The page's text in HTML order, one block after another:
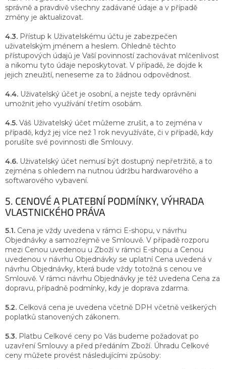
správně a pravdivě všechny zadávané údaje a v případě
změny je aktualizovat.
4.3. Přístup k Uživatelskému účtu je zabezpečen
uživatelským jménem a heslem. Ohledně těchto
přístupových údajů je Vaší povinností zachovávat mlčenlivost
a nikomu tyto údaje neposkytovat. V případě, že dojde k
jejich zneužití, neneseme za to žádnou odpovědnost.
4.4. Uživatelský účet je osobní, a nejste tedy oprávněni
umožnit jeho využívání třetím osobám.
4.5. Váš Uživatelský účet můžeme zrušit, a to zejména v
případě, když jej více než 1 rok nevyužíváte, či v případě, kdy
porušíte své povinnosti dle Smlouvy.
4.6. Uživatelský účet nemusí být dostupný nepřetržitě, a to
zejména s ohledem na nutnou údržbu hardwarového a
softwarového vybavení.
5. CENOVÉ A PLATEBNÍ PODMÍNKY, VÝHRADA
VLASTNICKÉHO PRÁVA
5.1. Cena je vždy uvedena v rámci E-shopu, v návrhu
Objednávky a samozřejmě ve Smlouvě. V případě rozporu
mezi Cenou uvedenou u Zboží v rámci E-shopu a Cenou
uvedenou v návrhu Objednávky se uplatní Cena uvedená v
návrhu Objednávky, která bude vždy totožná s cenou ve
Smlouvě. V rámci návrhu Objednávky je též uvedena Cena za
dopravu, případně podmínky, kdy je doprava zdarma.
5.2. Celková cena je uvedena včetně DPH včetně veškerých
poplatků stanovených zákonem.
5.3. Platbu Celkové ceny po Vás budeme požadovat po
uzavření Smlouvy a před předáním Zboží. Úhradu Celkové
ceny můžete provést následujícími způsoby: